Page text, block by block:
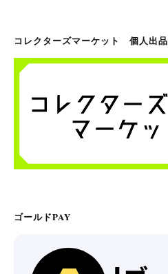
コレクターズマーケット 個人出品
ゴールドPAY